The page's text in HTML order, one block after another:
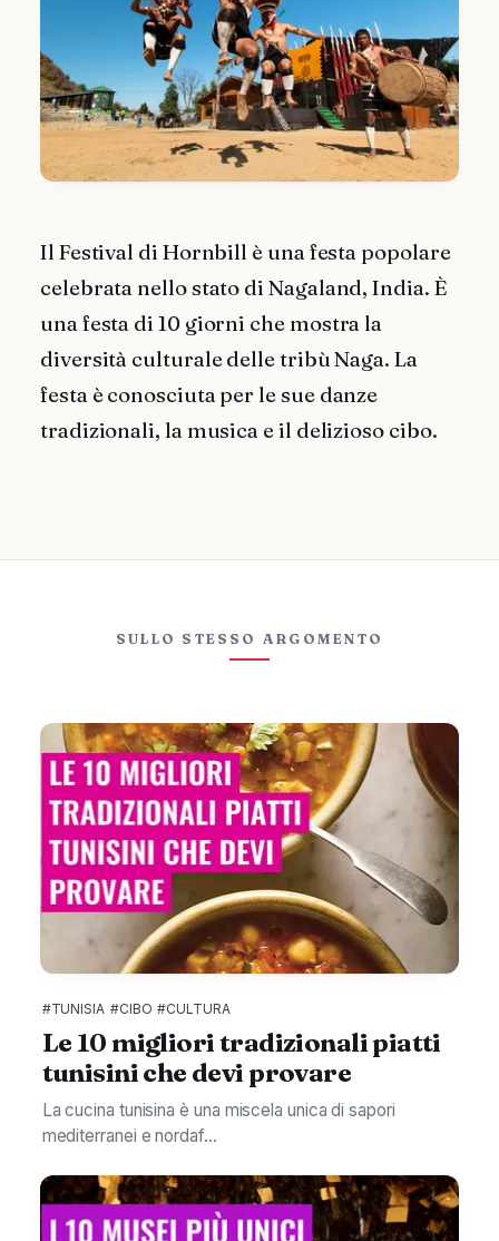
Il Festival di Hornbill è una festa popolare
celebrata nello stato di Nagaland, India. È
una festa di 10 giorni che mostra la
diversità culturale delle tribù Naga. La
festa è conosciuta per le sue danze
tradizionali, la musica e il delizioso cibo.
SULLO STESSO ARGOMENTO
#TUNISIA #CIBO #CULTURA
Le 10 migliori tradizionali piatti
tunisini che devi provare
La cucina tunisina è una miscela unica di sapori
mediterranei e nordaf...